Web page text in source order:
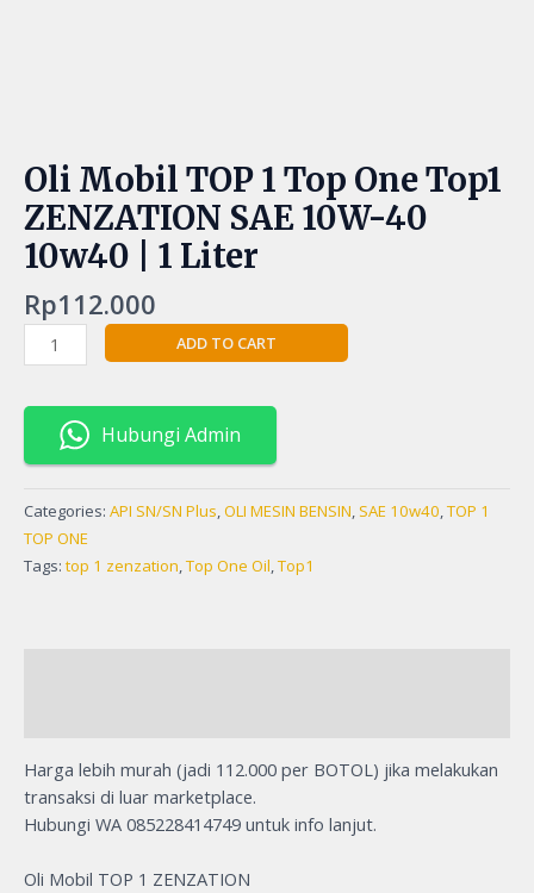
Oli Mobil TOP 1 Top One Top1
ZENZATION SAE 10W-40
10w40 | 1 Liter
Rp112.000
ADD TO CART
Hubungi Admin
Categories: API SN/SN Plus,OLI MESIN BENSIN, SAE 10w40,TOP 1
TOP ONE
Tags: top 1 zenzation,Top One Oil,Top1
Harga lebih murah (jadi 112.000 per BOTOL) jika melakukan
transaksi di luar marketplace.
Hubungi WA 085228414749 untuk info lanjut.
Oli Mobil TOP 1 ZENZATION